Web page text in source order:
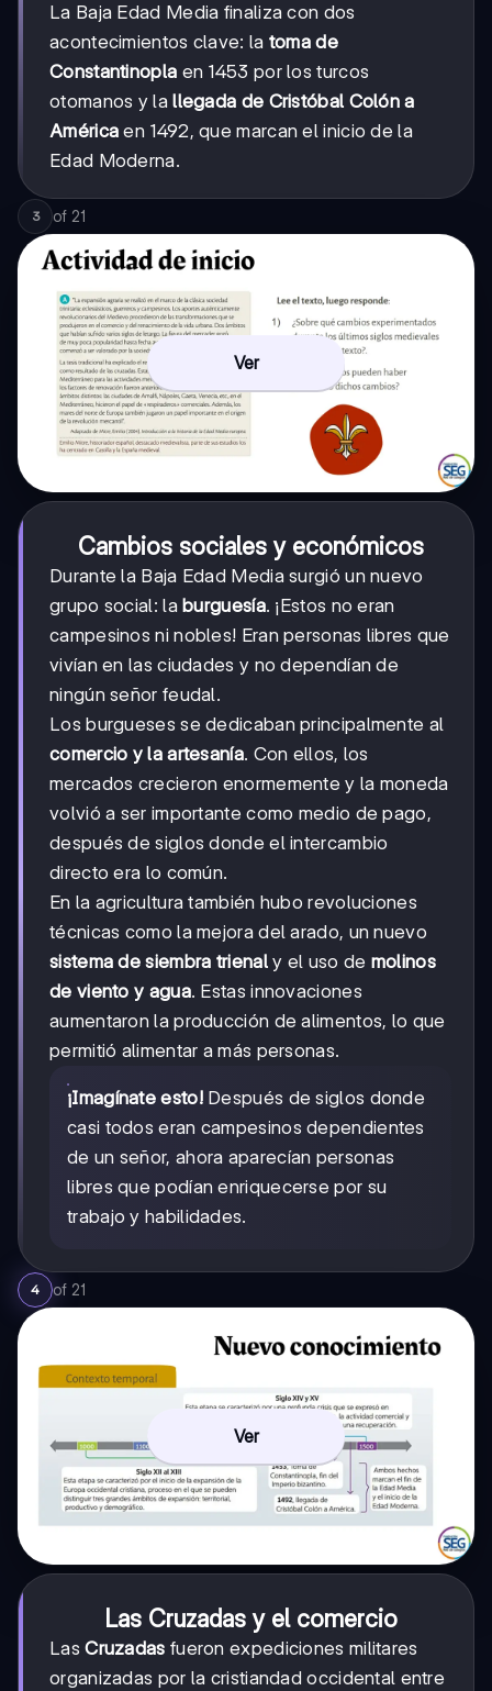
La Baja Edad Media finaliza con dos
acontecimientos clave: la toma de
Constantinopla en 1453 por los turcos
otomanos y lallegada de Cristóbal Colón a
América en 1492, que marcan el inicio de la
Edad Moderna.
3 of 21
Ver
Cambios sociales y económicos
Durante la Baja Edad Media surgió un nuevo
grupo social: laburguesía. ¡Estos no eran
campesinos ni nobles! Eran personas libres que
vivían en las ciudades y no dependían de
ningún señor feudal.
Los burgueses se dedicaban principalmente al
comercio y la artesanía. Con ellos, los
mercados crecieron enormemente y la moneda
volvió a ser importante como medio de pago,
después de siglos donde el intercambio
directo era lo común.
En la agricultura también hubo revoluciones
técnicas como la mejora del arado, un nuevo
sistema de siembra trienaly el uso de molinos
de viento y agua. Estas innovaciones
aumentaron la producción de alimentos, lo que
permitió alimentar a más personas.
¡Imagínate esto!Después de siglos donde
casi todos eran campesinos dependientes
de un señor, ahora aparecían personas
libres que podían enriquecerse por su
trabajo y habilidades.
4 of 21
Ver
Las Cruzadas y el comercio
LasCruzadas fueron expediciones militares
organizadas por la cristiandad occidental entre